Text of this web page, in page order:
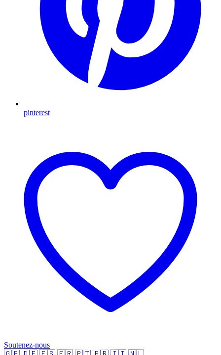
pinterest
Soutenez-nous